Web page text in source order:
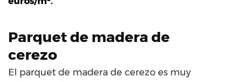
Parquet de madera de
cerezo
El parquet de madera de cerezo es muy